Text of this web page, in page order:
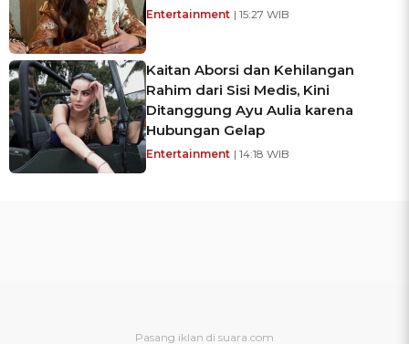
Entertainment | 15:27 WIB
Kaitan Aborsi dan Kehilangan
Rahim dari Sisi Medis, Kini
Ditanggung Ayu Aulia karena
Hubungan Gelap
Entertainment | 14:18 WIB